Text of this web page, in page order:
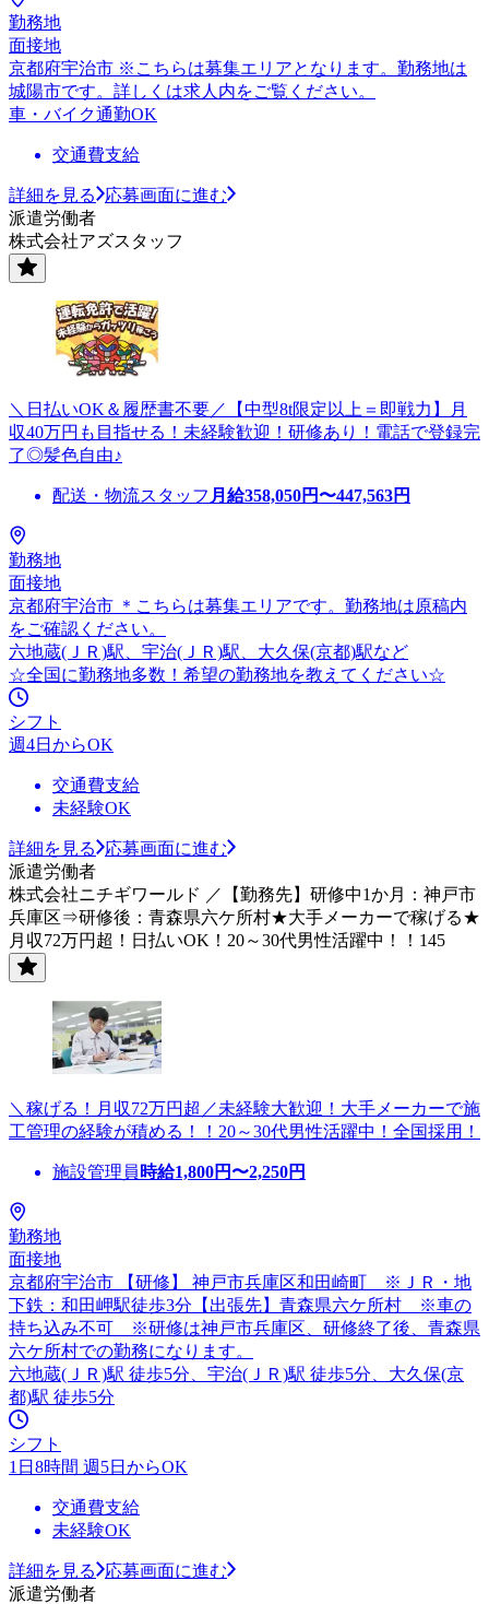
勤務地
面接地
京都府宇治市 ※こちらは募集エリアとなります。勤務地は
城陽市です。詳しくは求人内をご覧ください。
車・バイク通勤OK
交通費支給
詳細を見る
応募画面に進む
派遣労働者
株式会社アズスタッフ
＼日払いOK＆履歴書不要／【中型8t限定以上＝即戦力】月
収40万円も目指せる！未経験歓迎！研修あり！電話で登録完
了◎髪色自由♪
配送・物流スタッフ 月給358,050円〜447,563円
勤務地
面接地
京都府宇治市 ＊こちらは募集エリアです。勤務地は原稿内
をご確認ください。
六地蔵(ＪＲ)駅、宇治(ＪＲ)駅、大久保(京都)駅など
☆全国に勤務地多数！希望の勤務地を教えてください☆
シフト
週4日からOK
交通費支給
未経験OK
詳細を見る
応募画面に進む
派遣労働者
株式会社ニチギワールド ／【勤務先】研修中1か月：神戸市
兵庫区⇒研修後：青森県六ケ所村★大手メーカーで稼げる★
月収72万円超！日払いOK！20～30代男性活躍中！！145
＼稼げる！月収72万円超／未経験大歓迎！大手メーカーで施
工管理の経験が積める！！20～30代男性活躍中！全国採用！
施設管理員 時給1,800円〜2,250円
勤務地
面接地
京都府宇治市 【研修】 神戸市兵庫区和田崎町 ※ＪＲ・地
下鉄：和田岬駅徒歩3分【出張先】青森県六ケ所村 ※車の
持ち込み不可 ※研修は神戸市兵庫区、研修終了後、青森県
六ケ所村での勤務になります。
六地蔵(ＪＲ)駅 徒歩5分、宇治(ＪＲ)駅 徒歩5分、大久保(京
都)駅 徒歩5分
シフト
1日8時間 週5日からOK
交通費支給
未経験OK
詳細を見る
応募画面に進む
派遣労働者